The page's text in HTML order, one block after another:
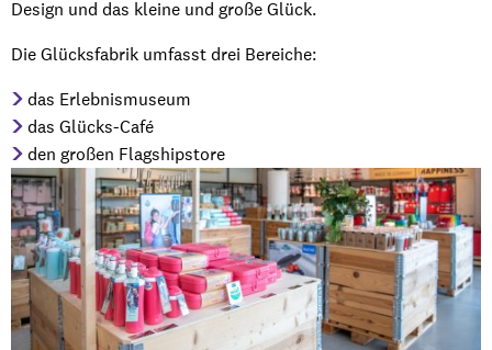
Design und das kleine und große Glück.
Die Glücksfabrik umfasst drei Bereiche:
das Erlebnismuseum
das Glücks-Café
den großen Flagshipstore